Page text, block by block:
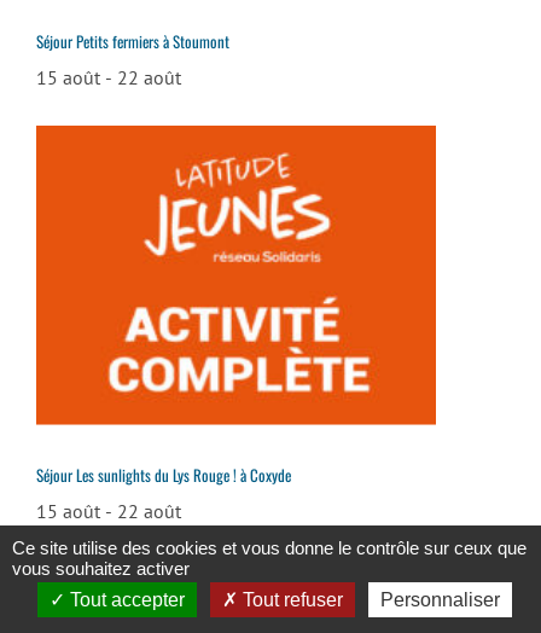
Séjour Petits fermiers à Stoumont
15 août - 22 août
Séjour Les sunlights du Lys Rouge ! à Coxyde
15 août - 22 août
Ce site utilise des cookies et vous donne le contrôle sur ceux que
vous souhaitez activer
Tout accepter
Tout refuser Personnaliser